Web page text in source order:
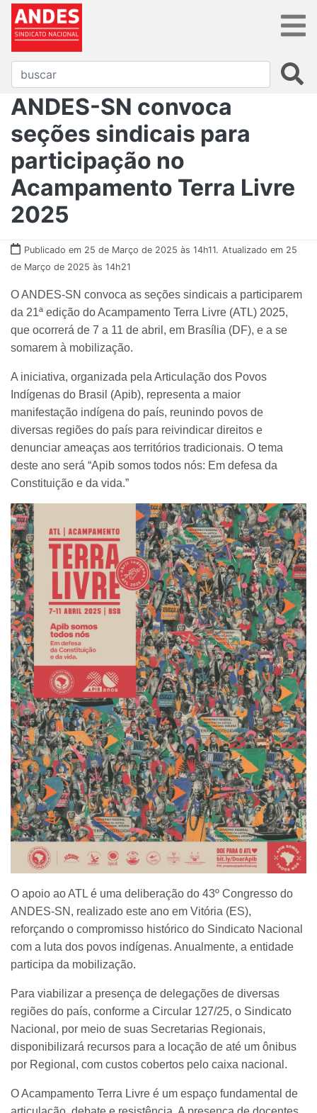
ANDES-SN convoca
seções sindicais para
participação no
Acampamento Terra Livre
2025
Publicado em 25 de Março de 2025 às 14h11. Atualizado em 25
de Março de 2025 às 14h21
O ANDES-SN convoca as seções sindicais a participarem
da 21ª edição do Acampamento Terra Livre (ATL) 2025,
que ocorrerá de 7 a 11 de abril, em Brasília (DF), e a se
somarem à mobilização.
A iniciativa, organizada pela Articulação dos Povos
Indígenas do Brasil (Apib), representa a maior
manifestação indígena do país, reunindo povos de
diversas regiões do país para reivindicar direitos e
denunciar ameaças aos territórios tradicionais. O tema
deste ano será “Apib somos todos nós: Em defesa da
Constituição e da vida.”
O apoio ao ATL é uma deliberação do 43º Congresso do
ANDES-SN, realizado este ano em Vitória (ES),
reforçando o compromisso histórico do Sindicato Nacional
com a luta dos povos indígenas. Anualmente, a entidade
participa da mobilização.
Para viabilizar a presença de delegações de diversas
regiões do país, conforme a Circular 127/25, o Sindicato
Nacional, por meio de suas Secretarias Regionais,
disponibilizará recursos para a locação de até um ônibus
por Regional, com custos cobertos pelo caixa nacional.
O Acampamento Terra Livre é um espaço fundamental de